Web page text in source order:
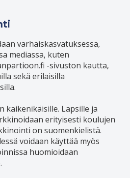
varhaiskasvatuksessa,
mediassa, kuten
-sivuston kautta,
sekä erilaisilla
kaikenikäisille. Lapsille ja
erityisesti koulujen
on suomenkielistä.
voidaan käyttää myös
huomioidaan